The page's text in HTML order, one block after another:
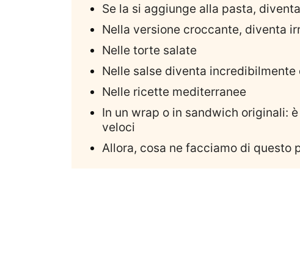
Se la si aggiunge alla pasta,
Nella versione croccante, diventa
Nelle torte salate
Nelle salse diventa incredibilmente
Nelle ricette mediterranee
In un wrap o in sandwich originali:
veloci
Allora, cosa ne facciamo di questo